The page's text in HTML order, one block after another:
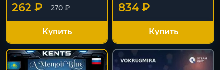
270 ₽
262 ₽
Купить
834 ₽
Купить